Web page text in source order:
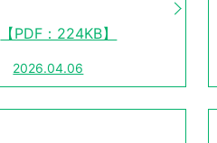
【PDF：224KB】
2026.04.06